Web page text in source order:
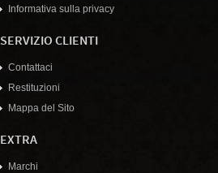
Informativa sulla privacy
SERVIZIO CLIENTI
Contattaci
Restituzioni
Mappa del Sito
EXTRA
Marchi